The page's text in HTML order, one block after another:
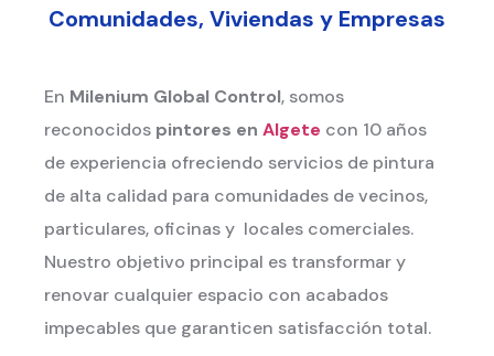
Comunidades, Viviendas y Empresas
En Milenium Global Control, somos
reconocidos pintores en Algete con 10 años
de experiencia ofreciendo servicios de pintura
de alta calidad para comunidades de vecinos,
particulares, oficinas y locales comerciales.
Nuestro objetivo principal es transformar y
renovar cualquier espacio con acabados
impecables que garanticen satisfacción total.